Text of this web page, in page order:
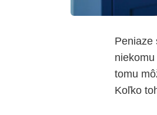
Peniaze
tomu
Koľko